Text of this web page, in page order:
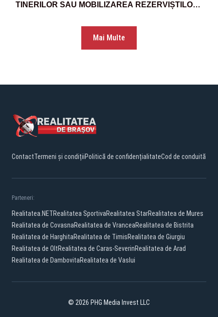
TINERILOR SAU MOBILIZAREA REZERVIȘTILOR:
MANIPULATOARE”
Mai Multe
ContactTermeni și condițiiPolitică de confidențialitateCod de conduită
Parteneri:
Realitatea.NETRealitatea SportivaRealitatea StarRealitatea de Mures
Realitatea de CovasnaRealitatea de VranceaRealitatea de Bistrita
Realitatea de HarghitaRealitatea de TimisRealitatea de Giurgiu
Realitatea de OltRealitatea de Caras-SeverinRealitatea de Arad
Realitatea de DambovitaRealitatea de Vaslui
© 2026 PHG Media Invest LLC